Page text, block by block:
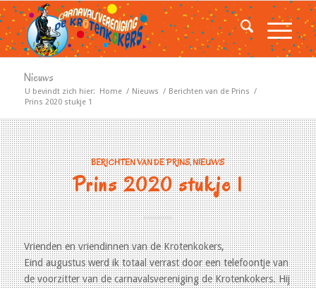
Nieuws
U bevindt zich hier: Home / Nieuws / Berichten van de Prins /
Prins 2020 stukje 1
BERICHTEN VAN DE PRINS,NIEUWS
Prins 2020 stukje 1
Vrienden en vriendinnen van de Krotenkokers,
Eind augustus werd ik totaal verrast door een telefoontje van
de voorzitter van de carnavalsvereniging de Krotenkokers. Hij